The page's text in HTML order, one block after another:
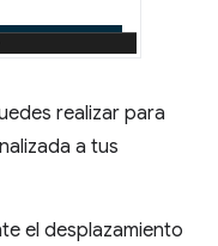
realizar para
a tus
el desplazamiento